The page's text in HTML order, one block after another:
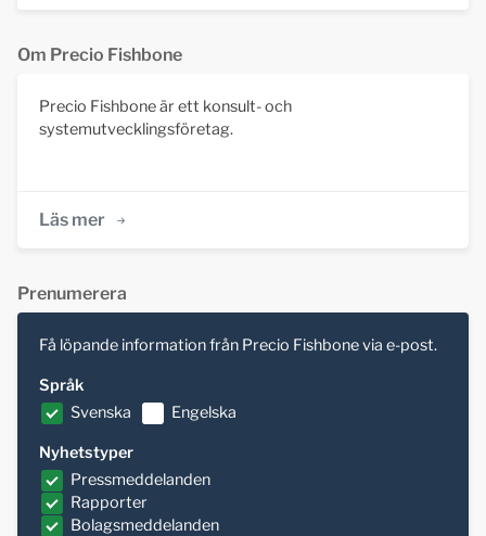
Om Precio Fishbone
Precio Fishbone är ett konsult- och
systemutvecklingsföretag.
Läs mer
Prenumerera
Få löpande information från Precio Fishbone via e-post.
Språk
Svenska
Engelska
Nyhetstyper
Pressmeddelanden
Rapporter
Bolagsmeddelanden